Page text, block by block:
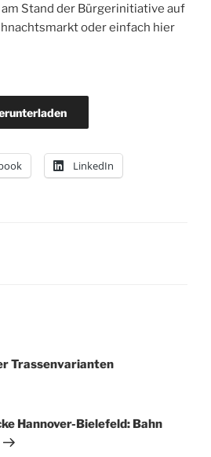
am Stand der Bürgerinitiative auf
oder einfach hier
LinkedIn
Trassenvarianten
Hannover-Bielefeld: Bahn